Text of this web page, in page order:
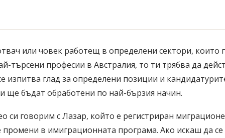
или човек работещ в определени сектори, които
търсени професии в Австралия, то ти трябва да
изпитва глад за определени позиции и
ще бъдат обработени по най-бързия начин.
си говорим с Лазар, който е регистриран
промени в имиграционната програма. Ако искаш да